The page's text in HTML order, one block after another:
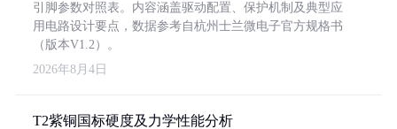
引脚参数对照表。内容涵盖驱动配置、保护机制及典型应
用电路设计要点，数据参考自杭州士兰微电子官方规格书
（版本V1.2）。
2026年8月4日
T2紫铜国标硬度及力学性能分析